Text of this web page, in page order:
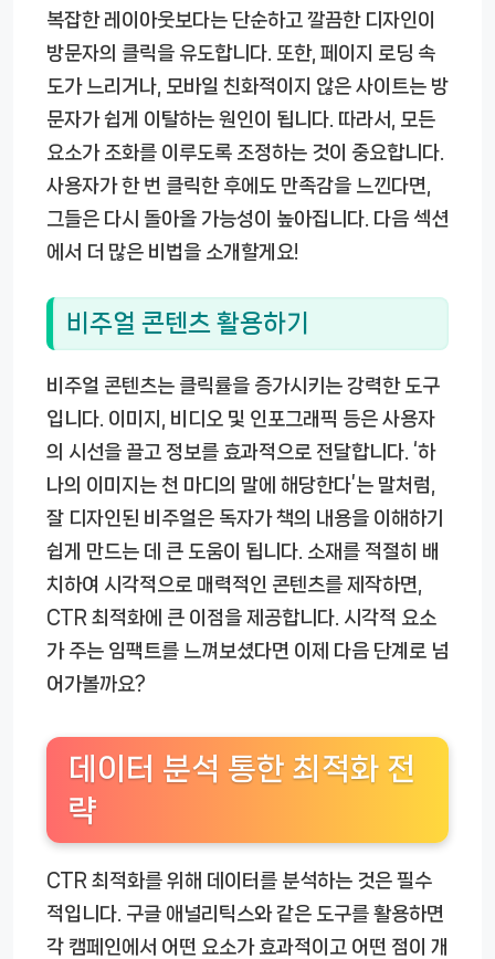
복잡한 레이아웃보다는 단순하고 깔끔한 디자인이
방문자의 클릭을 유도합니다. 또한, 페이지 로딩 속
도가 느리거나, 모바일 친화적이지 않은 사이트는 방
문자가 쉽게 이탈하는 원인이 됩니다. 따라서, 모든
요소가 조화를 이루도록 조정하는 것이 중요합니다.
사용자가 한 번 클릭한 후에도 만족감을 느낀다면,
그들은 다시 돌아올 가능성이 높아집니다. 다음 섹션
에서 더 많은 비법을 소개할게요!
비주얼 콘텐츠 활용하기
비주얼 콘텐츠는 클릭률을 증가시키는 강력한 도구
입니다. 이미지, 비디오 및 인포그래픽 등은 사용자
의 시선을 끌고 정보를 효과적으로 전달합니다. ‘하
나의 이미지는 천 마디의 말에 해당한다’는 말처럼,
잘 디자인된 비주얼은 독자가 책의 내용을 이해하기
쉽게 만드는 데 큰 도움이 됩니다. 소재를 적절히 배
치하여 시각적으로 매력적인 콘텐츠를 제작하면,
CTR 최적화에 큰 이점을 제공합니다. 시각적 요소
가 주는 임팩트를 느껴보셨다면 이제 다음 단계로 넘
어가볼까요?
데이터 분석 통한 최적화 전
략
CTR 최적화를 위해 데이터를 분석하는 것은 필수
적입니다. 구글 애널리틱스와 같은 도구를 활용하면
각 캠페인에서 어떤 요소가 효과적이고 어떤 점이 개